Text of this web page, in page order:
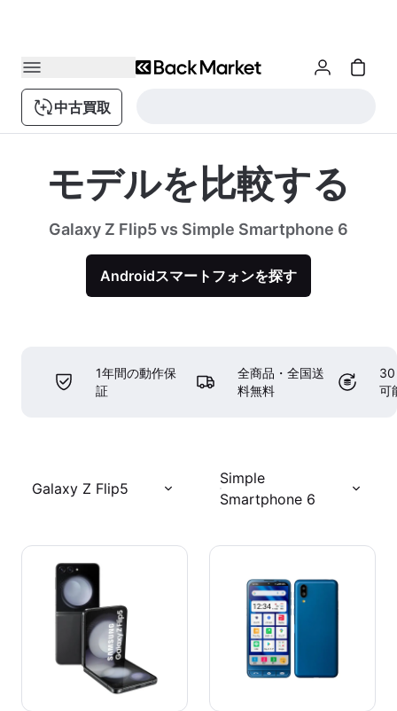
中古買取
モデルを比較する
Galaxy Z Flip5 vs Simple Smartphone 6
Androidスマートフォンを探す
1年間の動作保
証
全商品・全国送
料無料
30
可
Galaxy Z Flip5
Simple
Smartphone 6